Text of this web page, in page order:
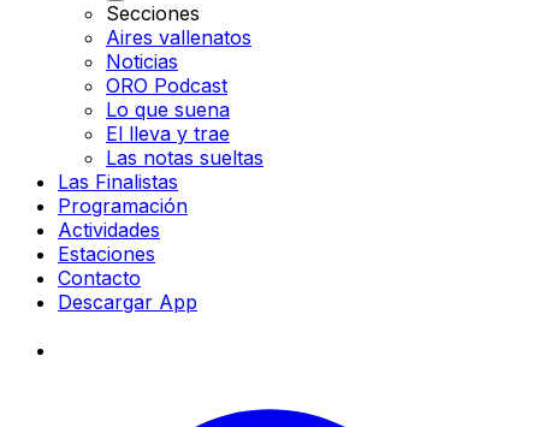
Secciones
Aires vallenatos
Noticias
ORO Podcast
Lo que suena
El lleva y trae
Las notas sueltas
Las Finalistas
Programación
Actividades
Estaciones
Contacto
Descargar App